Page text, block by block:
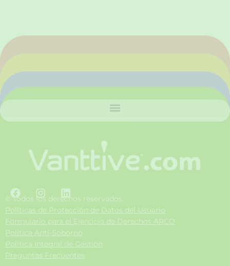
F
a
c
e
b
o
o
k
I
n
s
t
a
g
r
a
L
i
n
k
e
d
i
n
© Todos los derechos reservados.
Políticas de Protección de Datos del Usuario
Formulario para el Ejercicio de Derechos ARCO
Política Anti-Soborno
Política Integral de Gestión
Preguntas Frecuentes